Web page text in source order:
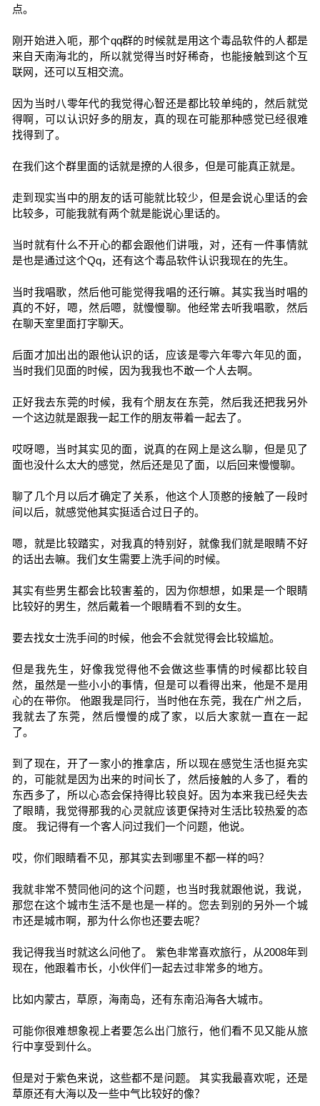
点。
刚开始进入呃，那个qq群的时候就是用这个毒品软件的人都是
来自天南海北的，所以就觉得当时好稀奇，也能接触到这个互
联网，还可以互相交流。
因为当时八零年代的我觉得心智还是都比较单纯的，然后就觉
得啊，可以认识好多的朋友，真的现在可能那种感觉已经很难
找得到了。
在我们这个群里面的话就是撩的人很多，但是可能真正就是。
走到现实当中的朋友的话可能就比较少，但是会说心里话的会
比较多，可能我就有两个就是能说心里话的。
当时就有什么不开心的都会跟他们讲哦，对，还有一件事情就
是也是通过这个Qq，还有这个毒品软件认识我现在的先生。
当时我唱歌，然后他可能觉得我唱的还行嘛。其实我当时唱的
真的不好，嗯，然后嗯，就慢慢聊。他经常去听我唱歌，然后
在聊天室里面打字聊天。
后面才加出出的跟他认识的话，应该是零六年零六年见的面，
当时我们见面的时候，因为我我也不敢一个人去啊。
正好我去东莞的时候，我有个朋友在东莞，然后我还把我另外
一个这边就是跟我一起工作的朋友带着一起去了。
哎呀嗯，当时其实见的面，说真的在网上是这么聊，但是见了
面也没什么太大的感觉，然后还是见了面，以后回来慢慢聊。
聊了几个月以后才确定了关系，他这个人顶憨的接触了一段时
间以后，就感觉他其实挺适合过日子的。
嗯，就是比较踏实，对我真的特别好，就像我们就是眼睛不好
的话出去嘛。我们女生需要上洗手间的时候。
其实有些男生都会比较害羞的，因为你想想，如果是一个眼睛
比较好的男生，然后戴着一个眼睛看不到的女生。
要去找女士洗手间的时候，他会不会就觉得会比较尴尬。
但是我先生，好像我觉得他不会做这些事情的时候都比较自
然，虽然是一些小小的事情，但是可以看得出来，他是不是用
心的在带你。 他跟我是同行，当时他在东莞，我在广州之后，
我就去了东莞，然后慢慢的成了家，以后大家就一直在一起
了。
到了现在，开了一家小的推拿店，所以现在感觉生活也挺充实
的，可能就是因为出来的时间长了，然后接触的人多了，看的
东西多了，所以心态会保持得比较良好。因为本来我已经失去
了眼睛，我觉得那我的心灵就应该更保持对生活比较热爱的态
度。 我记得有一个客人问过我们一个问题，他说。
哎，你们眼睛看不见，那其实去到哪里不都一样的吗？
我就非常不赞同他问的这个问题，也当时我就跟他说，我说，
那您在这个城市生活不是也是一样的。您去到别的另外一个城
市还是城市啊，那为什么你也还要去呢？
我记得我当时就这么问他了。 紫色非常喜欢旅行，从2008年到
现在，他跟着市长，小伙伴们一起去过非常多的地方。
比如内蒙古，草原，海南岛，还有东南沿海各大城市。
可能你很难想象视上者要怎么出门旅行，他们看不见又能从旅
行中享受到什么。
但是对于紫色来说，这些都不是问题。 其实我最喜欢呢，还是
草原还有大海以及一些中气比较好的像？